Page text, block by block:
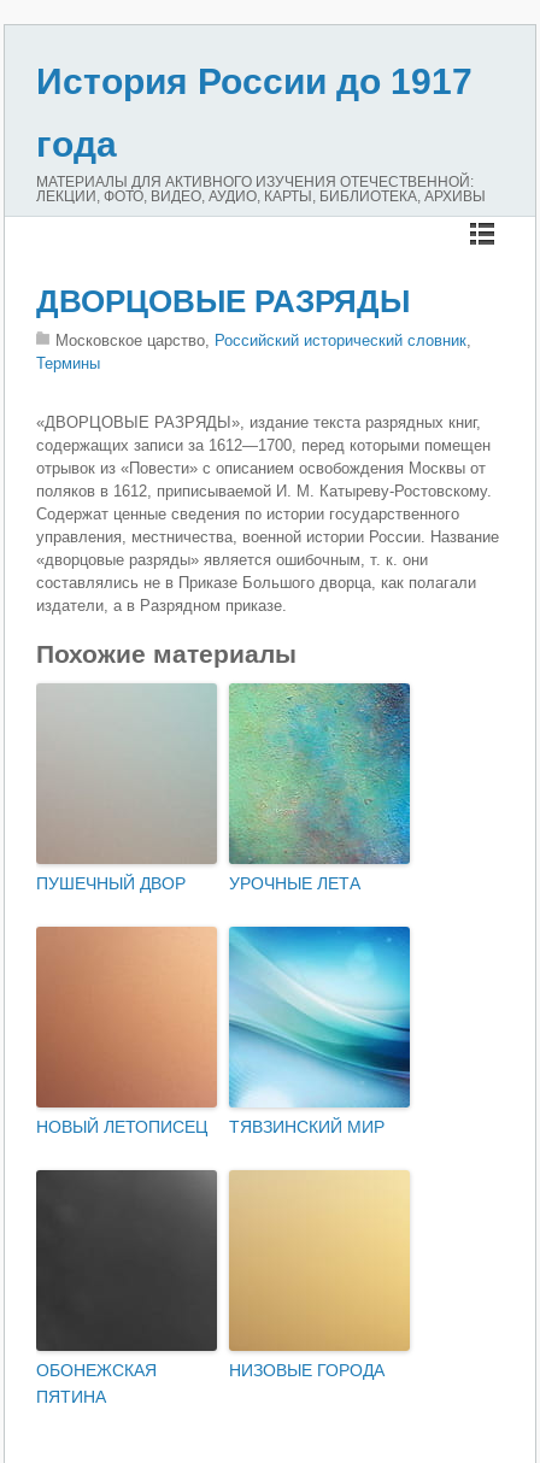
История России до 1917
года
МАТЕРИАЛЫ ДЛЯ АКТИВНОГО ИЗУЧЕНИЯ ОТЕЧЕСТВЕННОЙ:
ЛЕКЦИИ, ФОТО, ВИДЕО, АУДИО, КАРТЫ, БИБЛИОТЕКА, АРХИВЫ
ДВОРЦОВЫЕ РАЗРЯДЫ
Московское царство, Российский исторический словник,
Термины
«ДВОРЦОВЫЕ РАЗРЯДЫ», издание текста разрядных книг,
содержащих записи за 1612—1700, перед которыми помещен
отрывок из «Повести» с описанием освобождения Москвы от
поляков в 1612, приписываемой И. М. Катыреву-Ростовскому.
Содержат ценные сведения по истории государственного
управления, местничества, военной истории России. Название
«дворцовые разряды» является ошибочным, т. к. они
составлялись не в Приказе Большого дворца, как полагали
издатели, а в Разрядном приказе.
Похожие материалы
ПУШЕЧНЫЙ ДВОР УРОЧНЫЕ ЛЕТА
НОВЫЙ ЛЕТОПИСЕЦ ТЯВЗИНСКИЙ МИР
ОБОНЕЖСКАЯ
ПЯТИНА
НИЗОВЫЕ ГОРОДА